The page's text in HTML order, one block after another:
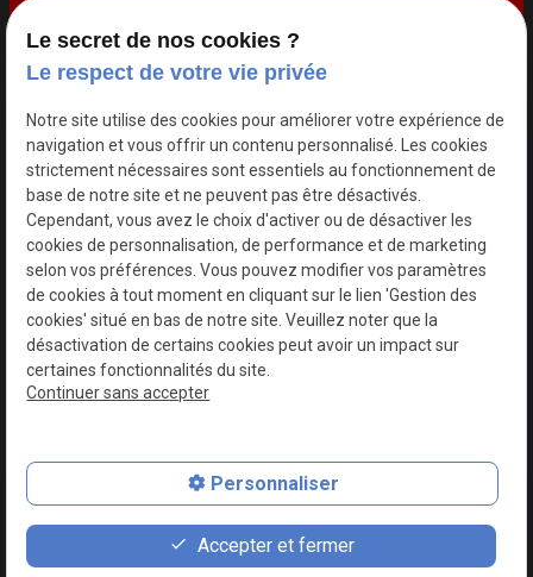
Notre histoire
Traiteur
Galerie photos
Actualités
Contact
SIRET :
93079779000019
Mentions
légales
Politique de
confidentialité
Plan du site
place
Plan d'accès
feed
Devis
phone
02 49 88 42 61
Le secret de nos cookies ?
Le respect de votre vie privée
Notre site utilise des cookies pour améliorer votre expérience de
navigation et vous offrir un contenu personnalisé. Les cookies
strictement nécessaires sont essentiels au fonctionnement de
base de notre site et ne peuvent pas être désactivés.
Cependant, vous avez le choix d'activer ou de désactiver les
cookies de personnalisation, de performance et de marketing
selon vos préférences. Vous pouvez modifier vos paramètres
de cookies à tout moment en cliquant sur le lien 'Gestion des
cookies' situé en bas de notre site. Veuillez noter que la
désactivation de certains cookies peut avoir un impact sur
certaines fonctionnalités du site.
Continuer sans accepter
Personnaliser
Accepter et fermer